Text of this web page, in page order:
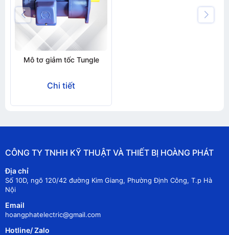
Mô tơ giảm tốc Tungle
Chi tiết
CÔNG TY TNHH KỸ THUẬT VÀ THIẾT BỊ HOÀNG PHÁT
Địa chỉ
Số 10D, ngõ 120/42 đường Kim Giang, Phường Định Công, T.p Hà
Nội
Email
hoangphatelectric@gmail.com
Hotline/ Zalo